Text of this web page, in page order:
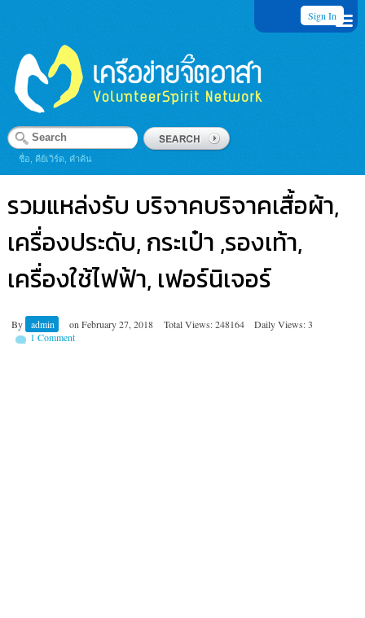
Sign In
ชื่อ, คีย์เวิร์ด, คำค้น
รวมแหล่งรับ บริจาคบริจาคเสื้อผ้า,
เครื่องประดับ, กระเป๋า ,รองเท้า,
เครื่องใช้ไฟฟ้า, เฟอร์นิเจอร์
By admin on February 27, 2018 Total Views: 248164
Daily Views: 3
1 Comment